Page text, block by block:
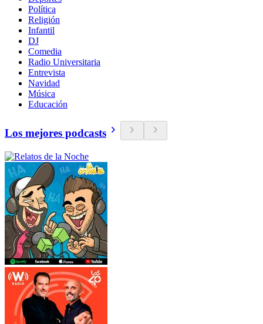
Política
Religión
Infantil
DJ
Comedia
Radio Universitaria
Entrevista
Navidad
Música
Educación
Los mejores podcasts